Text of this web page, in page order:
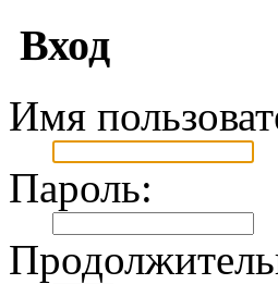
Вход
Имя
Пароль: